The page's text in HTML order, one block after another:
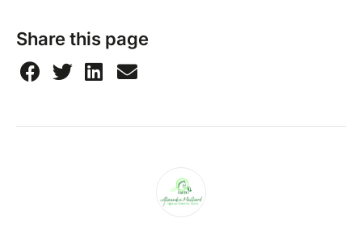
Share this page